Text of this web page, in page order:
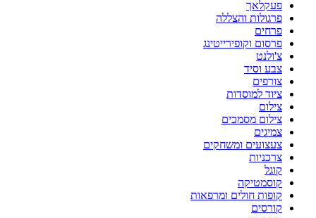
פעקלאך
פרגולות והצללה
פרחים
פרסום וקופירייטינג
צ'ולנט
צבע וסיד
צורפים
ציוד למוסדות
צילום
צילום מסמכים
צמיגים
צעצועים ומשחקים
צרכניות
קוגל
קוסמטיקה
קופות חולים ומרפאות
קורסים